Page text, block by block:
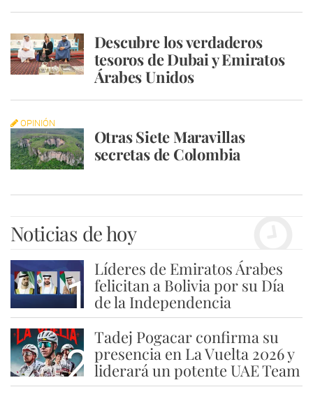
Descubre los verdaderos
tesoros de Dubai y Emiratos
Árabes Unidos
OPINIÓN
Otras Siete Maravillas
secretas de Colombia
Noticias de hoy
1
Líderes de Emiratos Árabes
felicitan a Bolivia por su Día
de la Independencia
2
Tadej Pogacar confirma su
presencia en La Vuelta 2026 y
liderará un potente UAE Team